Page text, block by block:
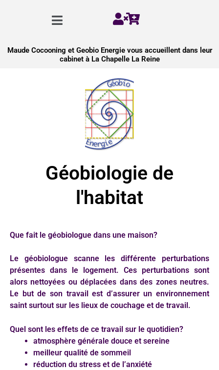
Menu
Maude Cocooning et Geobio Energie vous accueillent dans leur
cabinet à La Chapelle La Reine
Géobiologie de
l'habitat
Que fait le géobiologue dans une maison?
Le géobiologue scanne les différente perturbations
présentes dans le logement. Ces perturbations sont
alors nettoyées ou déplacées dans des zones neutres.
Le but de son travail est d’assurer un environnement
saint surtout sur les lieux de couchage et de travail.
Quel sont les effets de ce travail sur le quotidien?
atmosphère générale douce et sereine
meilleur qualité de sommeil
réduction du stress et de l’anxiété